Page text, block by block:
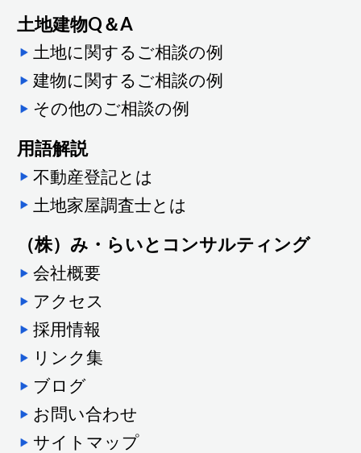
土地建物Q＆A
土地に関するご相談の例
建物に関するご相談の例
その他のご相談の例
用語解説
不動産登記とは
土地家屋調査士とは
（株）み・らいとコンサルティング
会社概要
アクセス
採用情報
リンク集
ブログ
お問い合わせ
サイトマップ